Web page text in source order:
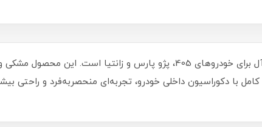
کنسول وسط آسا با طراحی شیک و مدرن، گزینه‌ای ایده‌آل برای خودروهای 405، پژو
با دکوراسیون داخلی خودرو، تجربه‌ای منحصر‌به‌فرد و راحتی